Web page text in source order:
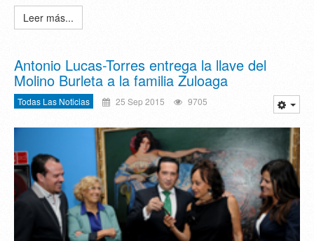
Leer más...
Antonio Lucas-Torres entrega la llave del
Molino Burleta a la familia Zuloaga
Todas Las Noticias 25 Sep 2015 9705